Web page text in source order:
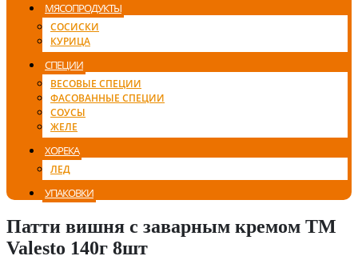
МЯСОПРОДУКТЫ
СОСИСКИ
КУРИЦА
СПЕЦИИ
ВЕСОВЫЕ СПЕЦИИ
ФАСОВАННЫЕ СПЕЦИИ
СОУСЫ
ЖЕЛЕ
ХОРЕКА
ЛЕД
УПАКОВКИ
Патти вишня с заварным кремом TM
Valesto 140г 8шт